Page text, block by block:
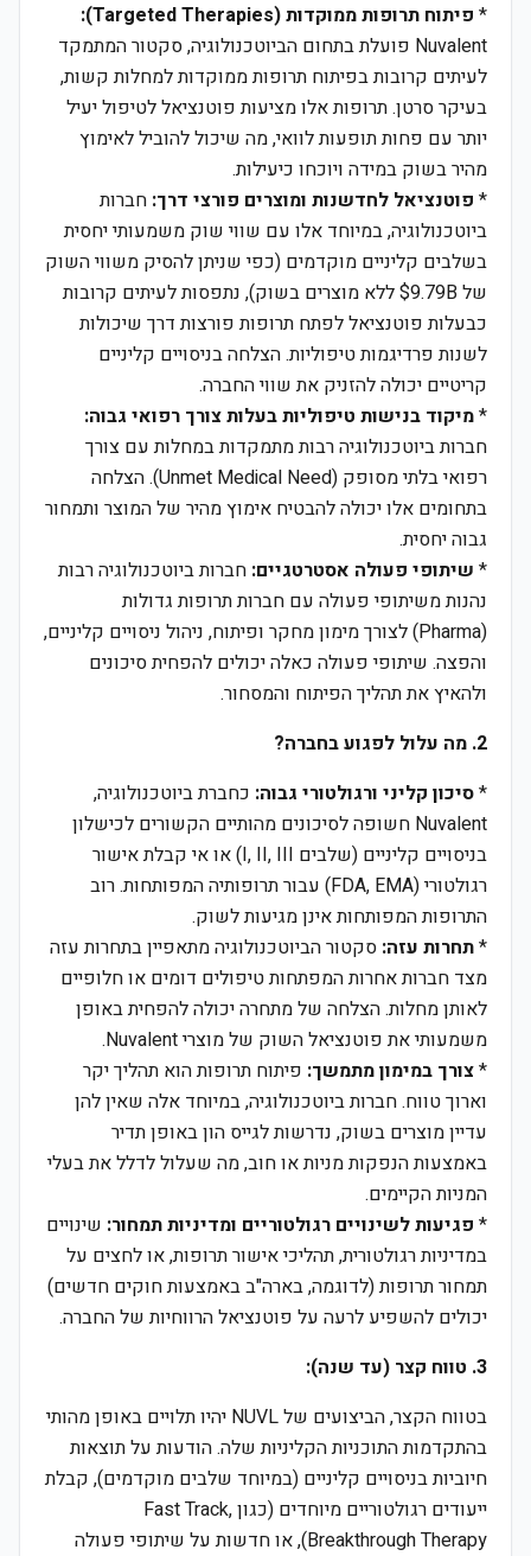
* פיתוח תרופות ממוקדות (Targeted Therapies):
Nuvalent פועלת בתחום הביוטכנולוגיה, סקטור המתמקד
לעיתים קרובות בפיתוח תרופות ממוקדות למחלות קשות,
בעיקר סרטן. תרופות אלו מציעות פוטנציאל לטיפול יעיל
יותר עם פחות תופעות לוואי, מה שיכול להוביל לאימוץ
מהיר בשוק במידה ויוכחו כיעילות.
* פוטנציאל לחדשנות ומוצרים פורצי דרך: חברות
ביוטכנולוגיה, במיוחד אלו עם שווי שוק משמעותי יחסית
בשלבים קליניים מוקדמים (כפי שניתן להסיק משווי השוק
של $9.79B ללא מוצרים בשוק), נתפסות לעיתים קרובות
כבעלות פוטנציאל לפתח תרופות פורצות דרך שיכולות
לשנות פרדיגמות טיפוליות. הצלחה בניסויים קליניים
קריטיים יכולה להזניק את שווי החברה.
*מיקוד בנישות טיפוליות בעלות צורך רפואי גבוה:
חברות ביוטכנולוגיה רבות מתמקדות במחלות עם צורך
רפואי בלתי מסופק (Unmet Medical Need). הצלחה
בתחומים אלו יכולה להבטיח אימוץ מהיר של המוצר ותמחור
גבוה יחסית.
* שיתופי פעולה אסטרטגיים: חברות ביוטכנולוגיה רבות
נהנות משיתופי פעולה עם חברות תרופות גדולות
(Pharma) לצורך מימון מחקר ופיתוח, ניהול ניסויים קליניים,
והפצה. שיתופי פעולה כאלה יכולים להפחית סיכונים
ולהאיץ את תהליך הפיתוח והמסחור.
2. מה עלול לפגוע בחברה?
*סיכון קליני ורגולטורי גבוה: כחברת ביוטכנולוגיה,
Nuvalent חשופה לסיכונים מהותיים הקשורים לכישלון
בניסויים קליניים (שלבים I, II, III) או אי קבלת אישור
רגולטורי (FDA, EMA) עבור תרופותיה המפותחות. רוב
התרופות המפותחות אינן מגיעות לשוק.
*תחרות עזה: סקטור הביוטכנולוגיה מתאפיין בתחרות עזה
מצד חברות אחרות המפתחות טיפולים דומים או חלופיים
לאותן מחלות. הצלחה של מתחרה יכולה להפחית באופן
משמעותי את פוטנציאל השוק של מוצרי Nuvalent.
*צורך במימון מתמשך: פיתוח תרופות הוא תהליך יקר
וארוך טווח. חברות ביוטכנולוגיה, במיוחד אלה שאין להן
עדיין מוצרים בשוק, נדרשות לגייס הון באופן תדיר
באמצעות הנפקות מניות או חוב, מה שעלול לדלל את בעלי
המניות הקיימים.
* פגיעות לשינויים רגולטוריים ומדיניות תמחור: שינויים
במדיניות רגולטורית, תהליכי אישור תרופות, או לחצים על
תמחור תרופות (לדוגמה, בארה"ב באמצעות חוקים חדשים)
יכולים להשפיע לרעה על פוטנציאל הרווחיות של החברה.
3. טווח קצר (עד שנה):
בטווח הקצר, הביצועים של NUVL יהיו תלויים באופן מהותי
בהתקדמות התוכניות הקליניות שלה. הודעות על תוצאות
חיוביות בניסויים קליניים (במיוחד שלבים מוקדמים), קבלת
ייעודים רגולטוריים מיוחדים (כגון Fast Track,
Breakthrough Therapy), או חדשות על שיתופי פעולה